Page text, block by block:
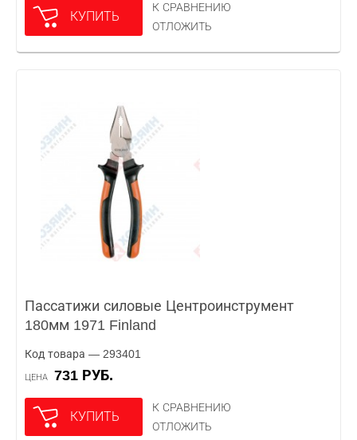
КУПИТЬ
К СРАВНЕНИЮ
ОТЛОЖИТЬ
Пассатижи силовые Центроинструмент
180мм 1971 Finland
Код товара — 293401
ЦЕНА 731 РУБ.
КУПИТЬ
К СРАВНЕНИЮ
ОТЛОЖИТЬ